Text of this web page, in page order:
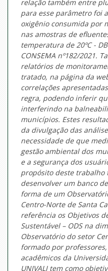
relação também entre
para esse parâmetro foi
oxigênio consumida por
nas amostras de
temperatura de 20ºC -
CONSEMA nº182/2021.
relatórios de
tratado, na página da
correlações
regra, podendo inferir
interferindo na
municípios. Estes
da divulgação das
necessidade de que
gestão ambiental dos
e a segurança dos
propósito deste trabalho
desenvolver um banco
forma de um
Centro-Norte de Santa
referência os Objetivos
Sustentável – ODS na
Observatório do setor
formado por
acadêmicos da
UNIVALI tem como